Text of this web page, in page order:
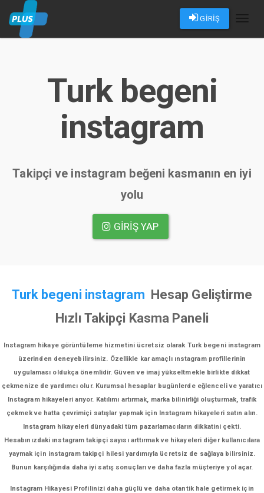
GİRİŞ
Turk begeni
instagram
Takipçi ve instagram beğeni kasmanın en iyi
yolu
GIRIŞ YAP
Turk begeni instagram Hesap Geliştirme
Hızlı Takipçi Kasma Paneli
Instagram hikaye görüntüleme hizmetini ücretsiz olarak Turk begeni instagram
üzerinden deneyebilirsiniz. Özellikle kar amaçlı ınstagram profillerinin
uygulaması oldukça önemlidir. Güven ve imaj yükseltmekle birlikte dikkat
çekmenize de yardımcı olur. Kurumsal hesaplar bugünlerde eğlenceli ve yaratıcı
Instagram hikayeleri arıyor. Katılımı artırmak, marka bilinirliği oluşturmak, trafik
çekmek ve hatta çevrimiçi satışlar yapmak için Instagram hikayeleri satın alın.
Instagram hikayeleri dünyadaki tüm pazarlamacıların dikkatini çekti.
Hesabınızdaki ınstagram takipçi sayısı arttırmak ve hikayeleri diğer kullanıcılara
yaymak için instagram takipçi hilesi yardımıyla ücretsiz de sağlaya bilirsiniz.
Bunun karşılığında daha iyi satış sonuçları ve daha fazla müşteriye yol açar.
Instagram Hikayesi Profilinizi daha güçlü ve daha otantik hale getirmek için